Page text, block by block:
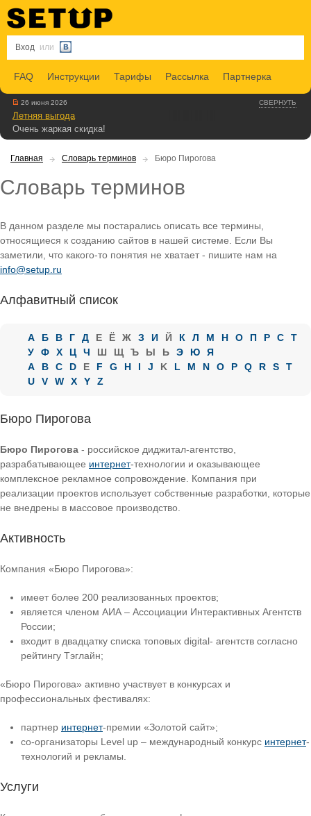
Вход или
FAQ Инструкции Тарифы Рассылка Партнерка
СВЕРНУТЬ
26 июня 2026
Летняя выгода
Очень жаркая скидка!
Главная Словарь терминов Бюро Пирогова
Словарь терминов
В данном разделе мы постарались описать все термины,
относящиеся к созданию сайтов в нашей системе. Если Вы
заметили, что какого-то понятия не хватает - пишите нам на
info@setup.ru
Алфавитный список
А Б В Г Д Е Ё Ж З И Й К Л М Н О П Р С
Т
У
Ф Х Ц Ч Ш Щ Ъ Ы Ь Э Ю
Я
A
B C D E F G H I J K L M N O P Q R S
T
U
V W X Y Z
Бюро Пирогова
Бюро Пирогова - российское диджитал-агентство,
разрабатывающее интернет-технологии и оказывающее
комплексное рекламное сопровождение. Компания при
реализации проектов использует собственные разработки, которые
не внедрены в массовое производство.
Активность
Компания «Бюро Пирогова»:
имеет более 200 реализованных проектов;
является членом АИА – Ассоциации Интерактивных Агентств
России;
входит в двадцатку списка топовых digital- агентств согласно
рейтингу Тэглайн;
«Бюро Пирогова» активно участвует в конкурсах и
профессиональных фестивалях:
партнер интернет-премии «Золотой сайт»;
со-организаторы Level up – международный конкурс интернет-
технологий и рекламы.
Услуги